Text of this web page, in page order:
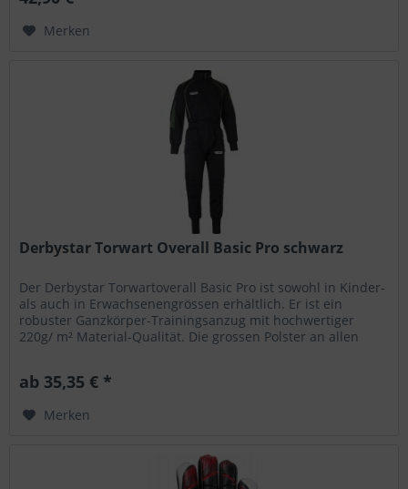
Merken
Derbystar Torwart Overall Basic Pro schwarz
Der Derbystar Torwartoverall Basic Pro ist sowohl in Kinder-
als auch in Erwachsenengrössen erhältlich. Er ist ein
robuster Ganzkörper-Trainingsanzug mit hochwertiger
220g/ m² Material-Qualität. Die grossen Polster an allen
ab 35,35 € *
Merken